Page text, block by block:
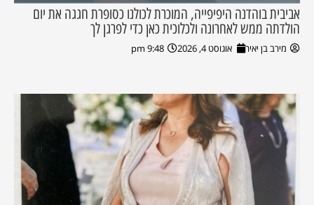
אביבית בוהדנה היפיפייה, המוכרת לכולנו כסופרת חגגה את יום
הולדתה ממש לאחרונה ולכלוכית כאן כדי לפרגן לך
מירב בן יאיר אוגוסט 4, 2026 9:48 pm